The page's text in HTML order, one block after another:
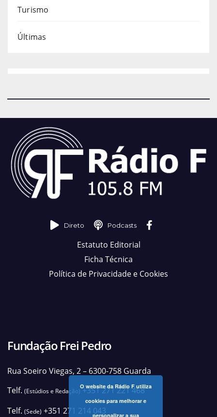
Turismo
Últimas
Direto Podcasts
Estatuto Editorial
Ficha Técnica
Política de Privacidade e Cookies
Fundação Frei Pedro
Rua Soeiro Viegas, 2 – 6300-758 Guarda
Telf. (Estúdios e Redação)+351 271 221 468
Telf. (Sede) +351 271 214 043
O website da Rádio F utiliza
cookies para melhorar e
personalizar a sua